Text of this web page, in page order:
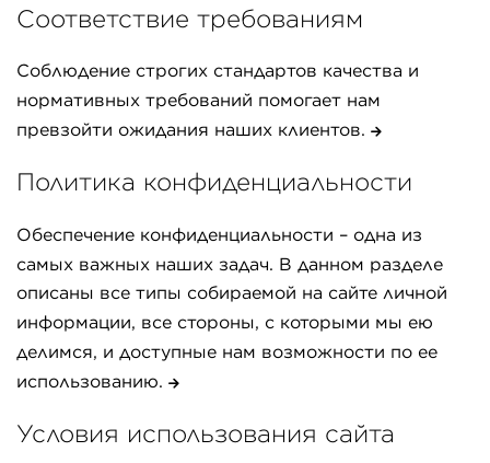
Соответствие требованиям
Соблюдение строгих стандартов качества и
нормативных требований помогает нам
превзойти ожидания наших клиентов.
Политика конфиденциальности
Обеспечение конфиденциальности – одна из
самых важных наших задач. В данном разделе
описаны все типы собираемой на сайте личной
информации, все стороны, с которыми мы ею
делимся, и доступные нам возможности по ее
использованию.
Условия использования сайта